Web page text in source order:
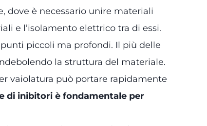
dove è necessario unire materiali
e l’isolamento elettrico tra di essi.
piccoli ma profondi. Il più delle
la struttura del materiale.
vaiolatura può portare rapidamente
di inibitori è fondamentale per